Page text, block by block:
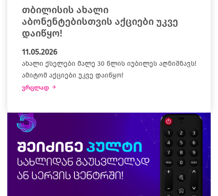
თბილისის ახალი
აბონენტებისთვის აქციები უკვე
დაიწყო!
11.05.2026
ახალი ქსელები მალე 30 წლის იუბილეს აღნიშნავს!
ამიტომ აქციები უკვე დაიწყო!
ვრცლად